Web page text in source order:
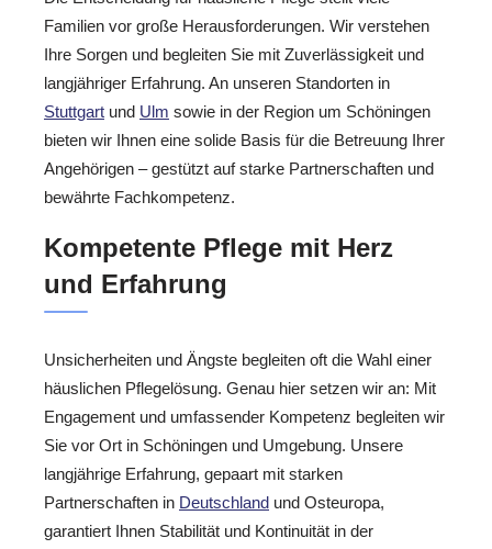
Familien vor große Herausforderungen. Wir verstehen
Ihre Sorgen und begleiten Sie mit Zuverlässigkeit und
langjähriger Erfahrung. An unseren Standorten in
Stuttgart und Ulm sowie in der Region um Schöningen
bieten wir Ihnen eine solide Basis für die Betreuung Ihrer
Angehörigen – gestützt auf starke Partnerschaften und
bewährte Fachkompetenz.
Kompetente Pflege mit Herz
und Erfahrung
Unsicherheiten und Ängste begleiten oft die Wahl einer
häuslichen Pflegelösung. Genau hier setzen wir an: Mit
Engagement und umfassender Kompetenz begleiten wir
Sie vor Ort in Schöningen und Umgebung. Unsere
langjährige Erfahrung, gepaart mit starken
Partnerschaften in Deutschland und Osteuropa,
garantiert Ihnen Stabilität und Kontinuität in der